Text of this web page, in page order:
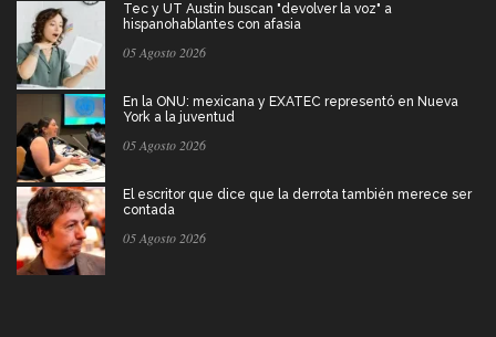
Tec y UT Austin buscan "devolver la voz" a
hispanohablantes con afasia
05 Agosto 2026
En la ONU: mexicana y EXATEC representó en Nueva
York a la juventud
05 Agosto 2026
El escritor que dice que la derrota también merece ser
contada
05 Agosto 2026